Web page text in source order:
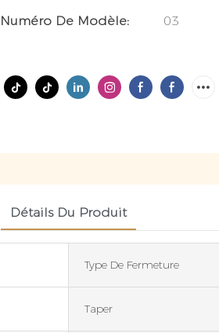
Numéro De Modèle:
03
Détails Du Produit
Type De Fermeture
Taper